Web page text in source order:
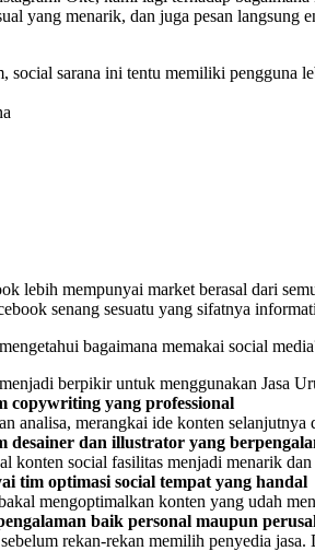
yang menarik, dan juga pesan langsung
social sarana ini tentu memiliki
lebih mempunyai market berasal dari
senang sesuatu yang sifatnya
bagaimana memakai social
berpikir untuk menggunakan Jasa
copywriting yang professional
analisa, merangkai ide konten
desainer dan illustrator yang
konten social fasilitas menjadi menarik
tim optimasi social tempat yang handal
mengoptimalkan konten yang udah
baik personal maupun
rekan-rekan memilih penyedia